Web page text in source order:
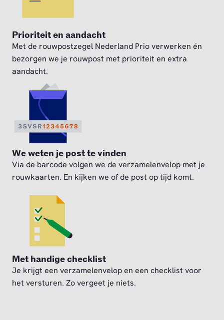
Prioriteit en aandacht
Met de rouwpostzegel Nederland Prio verwerken én
bezorgen we je rouwpost met prioriteit en extra
aandacht.
We weten je post te vinden
Via de barcode volgen we de verzamelenvelop met je
rouwkaarten. En kijken we of de post op tijd komt.
Met handige checklist
Je krijgt een verzamelenvelop en een checklist voor
het versturen. Zo vergeet je niets.